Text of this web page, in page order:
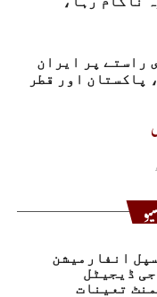
راستے پر ایران
پاکستان اور قطر
انفارمیشن
ڈیجیٹل
تعینات